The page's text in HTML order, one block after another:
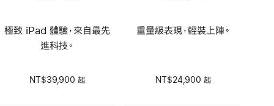
極致 iPad 體驗，來自最先
進科技。
NT$39,900 起
重量級表現，輕裝上陣。
NT$24,900 起